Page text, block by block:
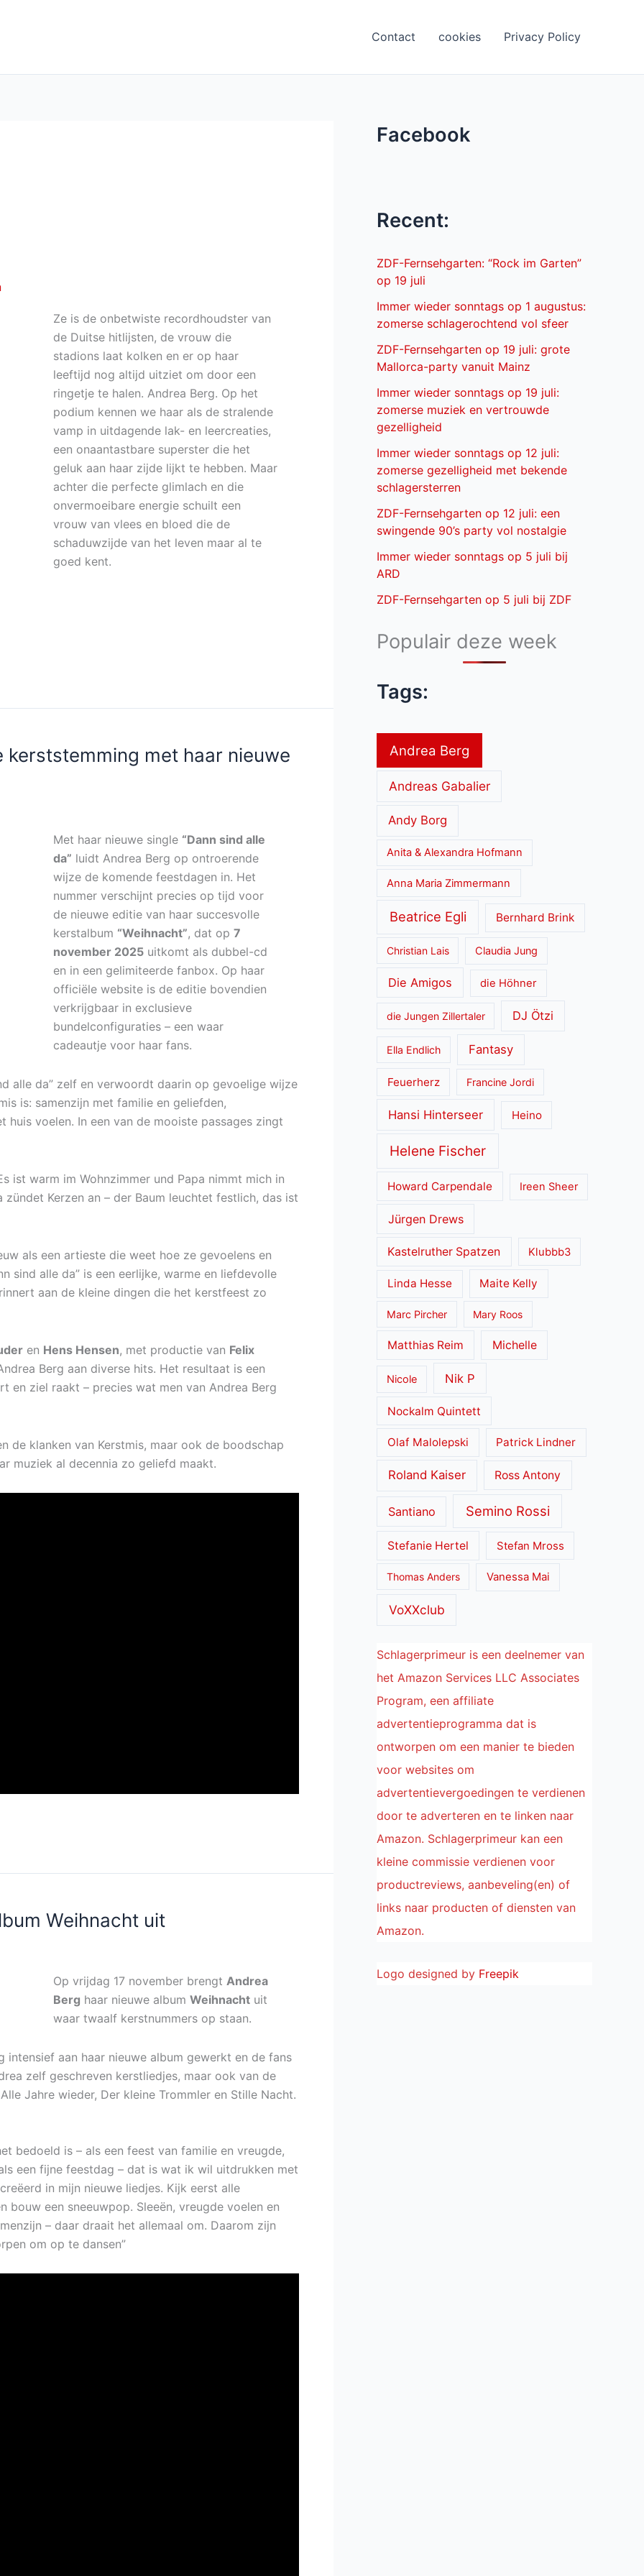
Contact cookies Privacy Policy
Ze is de onbetwiste recordhoudster van
de Duitse hitlijsten, de vrouw die
stadions laat kolken en er op haar
leeftijd nog altijd uitziet om door een
ringetje te halen. Andrea Berg. Op het
podium kennen we haar als de stralende
vamp in uitdagende lak- en leercreaties,
een onaantastbare superster die het
geluk aan haar zijde lijkt te hebben. Maar
achter die perfecte glimlach en die
onvermoeibare energie schuilt een
vrouw van vlees en bloed die de
schaduwzijde van het leven maar al te
goed kent.
met haar nieuwe
Met haar nieuwe single “Dann sind alle
da” luidt Andrea Berg op ontroerende
wijze de komende feestdagen in. Het
nummer verschijnt precies op tijd voor
de nieuwe editie van haar succesvolle
kerstalbum “Weihnacht”, dat op 7
november 2025uitkomt als dubbel-cd
en in een gelimiteerde fanbox. Op haar
officiële website is de editie bovendien
verkrijgbaar in exclusieve
bundelconfiguraties – een waar
cadeautje voor haar fans.
alle da” zelf en verwoordt daarin op gevoelige wijze
is: samenzijn met familie en geliefden,
huis voelen. In een van de mooiste passages zingt
ist warm im Wohnzimmer und Papa nimmt mich in
zündet Kerzen an – der Baum leuchtet festlich, das ist
als een artieste die weet hoe ze gevoelens en
sind alle da” is een eerlijke, warme en liefdevolle
aan de kleine dingen die het kerstfeest zo
en Hens Hensen, met productie van Felix
Berg aan diverse hits. Het resultaat is een
en ziel raakt – precies wat men van Andrea Berg
de klanken van Kerstmis, maar ook de boodschap
muziek al decennia zo geliefd maakt.
Weihnacht uit
Op vrijdag 17 november brengt Andrea
Berg haar nieuwe album Weihnachtuit
waar twaalf kerstnummers op staan.
intensief aan haar nieuwe album gewerkt en de fans
zelf geschreven kerstliedjes, maar ook van de
Jahre wieder, Der kleine Trommler en Stille Nacht.
bedoeld is – als een feest van familie en vreugde,
een fijne feestdag – dat is wat ik wil uitdrukken met
in mijn nieuwe liedjes. Kijk eerst alle
bouw een sneeuwpop. Sleeën, vreugde voelen en
– daar draait het allemaal om. Daarom zijn
om op te dansen”
Facebook
Recent:
ZDF-Fernsehgarten: “Rock im Garten”
op 19 juli
Immer wieder sonntags op 1 augustus:
zomerse schlagerochtend vol sfeer
ZDF-Fernsehgarten op 19 juli: grote
Mallorca-party vanuit Mainz
Immer wieder sonntags op 19 juli:
zomerse muziek en vertrouwde
gezelligheid
Immer wieder sonntags op 12 juli:
zomerse gezelligheid met bekende
schlagersterren
ZDF-Fernsehgarten op 12 juli: een
swingende 90’s party vol nostalgie
Immer wieder sonntags op 5 juli bij
ARD
ZDF-Fernsehgarten op 5 juli bij ZDF
Populair deze week
Tags:
Andrea Berg
Andreas Gabalier
Andy Borg
Anita & Alexandra Hofmann
Anna Maria Zimmermann
Beatrice Egli Bernhard Brink
Christian Lais Claudia Jung
Die Amigos die Höhner
die Jungen Zillertaler DJ Ötzi
Ella Endlich Fantasy
Feuerherz Francine Jordi
Hansi Hinterseer Heino
Helene Fischer
Howard Carpendale Ireen Sheer
Jürgen Drews
Kastelruther Spatzen Klubbb3
Linda Hesse Maite Kelly
Marc Pircher Mary Roos
Matthias Reim Michelle
Nicole Nik P
Nockalm Quintett
Olaf Malolepski Patrick Lindner
Roland Kaiser Ross Antony
Santiano Semino Rossi
Stefanie Hertel Stefan Mross
Thomas Anders Vanessa Mai
VoXXclub
Schlagerprimeur is een deelnemer van
het Amazon Services LLC Associates
Program, een affiliate
advertentieprogramma dat is
ontworpen om een manier te bieden
voor websites om
advertentievergoedingen te verdienen
door te adverteren en te linken naar
Amazon. Schlagerprimeur kan een
kleine commissie verdienen voor
productreviews, aanbeveling(en) of
links naar producten of diensten van
Amazon.
Logo designed by Freepik